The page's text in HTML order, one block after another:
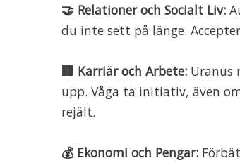
🤝 Relationer och Socialt Liv:
du inte sett på länge.
🏢 Karriär och Arbete: Uranus
upp. Våga ta initiativ, även
rejält.
💰 Ekonomi och Pengar: